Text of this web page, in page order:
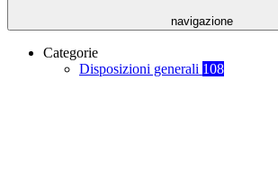
navigazione
Categorie
Disposizioni generali 108